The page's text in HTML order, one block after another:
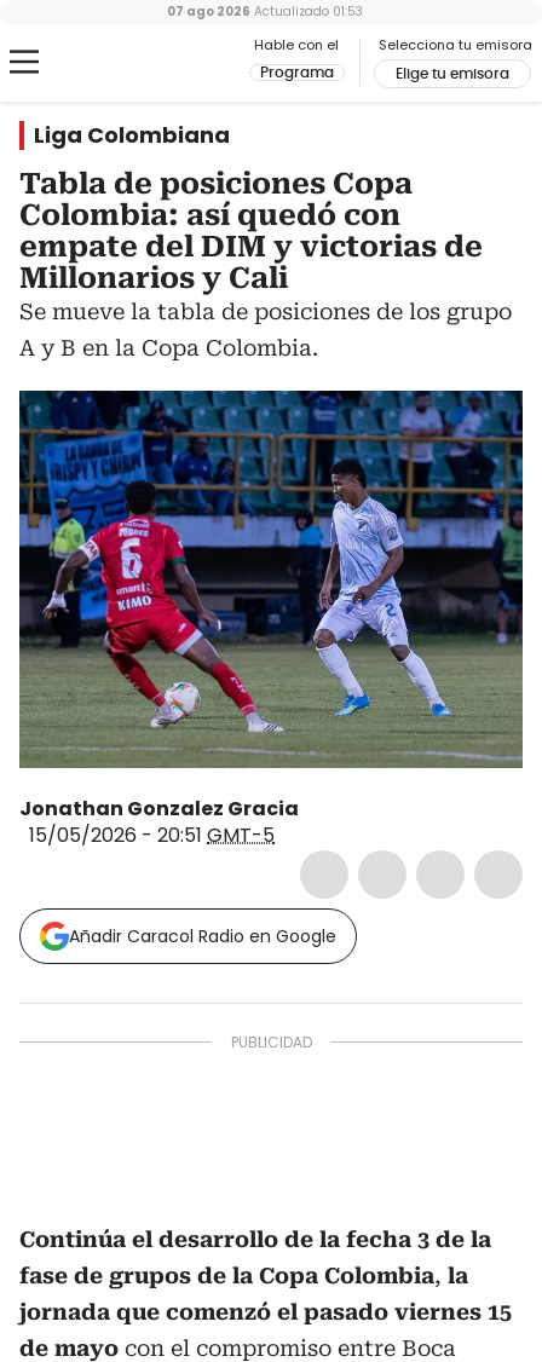
Hable con el
Programa
Selecciona tu emisora
Elige tu emisora
07 ago 2026 Actualizado 01:53
Liga Colombiana
Tabla de posiciones Copa
Colombia: así quedó con
empate del DIM y victorias de
Millonarios y Cali
Se mueve la tabla de posiciones de los grupo
A y B en la Copa Colombia.
Jonathan Gonzalez Gracia
15/05/2026 - 20:51 GMT-5
Añadir Caracol Radio en Google
Continúa el desarrollo de la fecha 3 de la
fase de grupos de la Copa Colombia, la
jornada que comenzó el pasado viernes 15
de mayo con el compromiso entre Boca